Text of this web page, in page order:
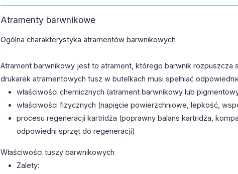
Atramenty barwnikowe
Ogólna charakterystyka atramentów barwnikowych
Atrament barwnikowy jest to atrament, którego barwnik rozpuszcza
drukarek atramentowych tusz w butelkach musi spełniać
właściwości chemicznych (atrament barwnikowy lub
właściwości fizycznych (napięcie powierzchniowe, lepkość,
procesu regeneracji kartridża (poprawny balans kartridża,
odpowiedni sprzęt do regeneracji)
Właściwości tuszy barwnikowych
Zalety: